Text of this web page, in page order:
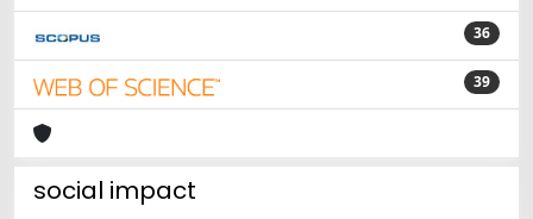
36
39
social impact